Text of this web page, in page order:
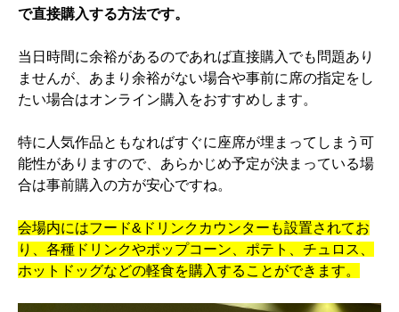
で直接購入する方法です。
当日時間に余裕があるのであれば直接購入でも問題あり
ませんが、あまり余裕がない場合や事前に席の指定をし
たい場合はオンライン購入をおすすめします。
特に人気作品ともなればすぐに座席が埋まってしまう可
能性がありますので、あらかじめ予定が決まっている場
合は事前購入の方が安心ですね。
会場内にはフード&ドリンクカウンターも設置されてお
り、各種ドリンクやポップコーン、ポテト、チュロス、
ホットドッグなどの軽食を購入することができます。